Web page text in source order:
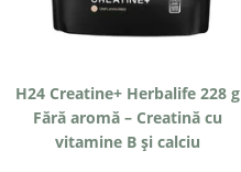
H24 Creatine+ Herbalife 228 g
Fără aromă – Creatină cu
vitamine B și calciu